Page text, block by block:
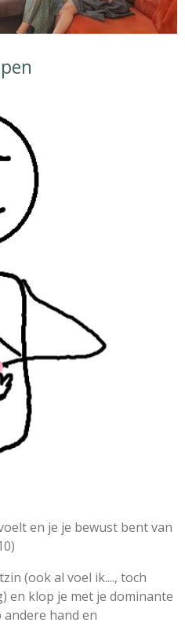
en je je bewust bent van
(ook al voel ik...., toch
en klop je met je dominante
hand en